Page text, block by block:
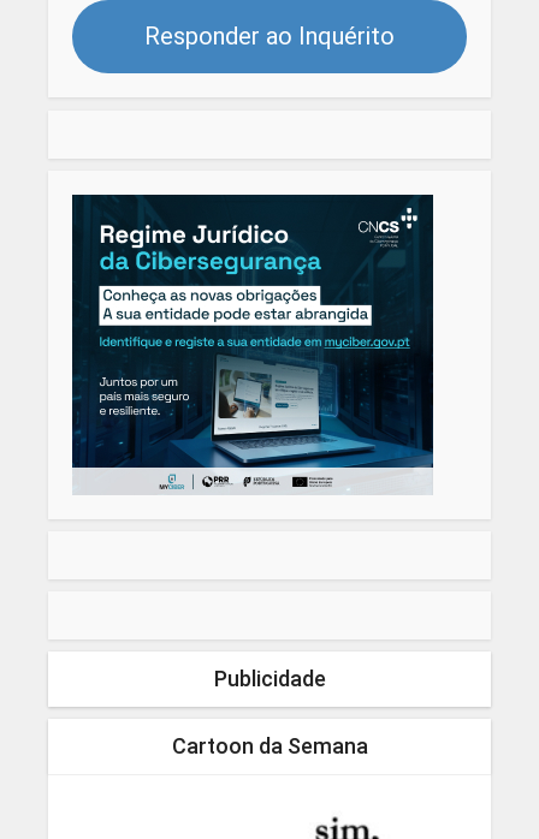
Responder ao Inquérito
Publicidade
Cartoon da Semana